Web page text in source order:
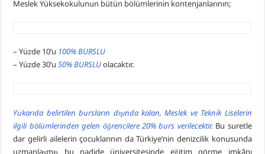
Meslek Yüksekokulunun bütün bölümlerinin kontenjanlarının;
– Yüzde 10’u 100% BURSLU
– Yüzde 30’u50% BURSLUolacaktır.
Yukarıda belirtilen bursların dışında kalan, Meslek ve Teknik Liselerin
ilgili bölümlerinden gelen öğrencilere 20% burs verilecektir.Bu suretle
dar gelirli ailelerin çocuklarının da Türkiye’nin denizcilik konusunda
uzmanlaşmış bu nadide üniversitesinde eğitim görme imkânı